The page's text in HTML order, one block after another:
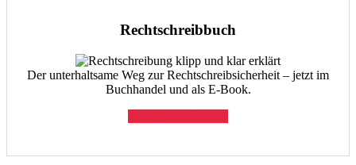
Rechtschreibbuch
Der unterhaltsame Weg zur Rechtschreibsicherheit – jetzt im
Buchhandel und als E-Book.